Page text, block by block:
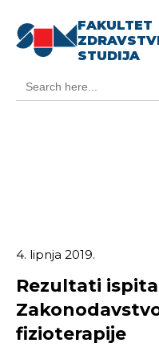
FAKULTET
STUDIJA
for:
4. lipnja 2019.
Rezultati
fizioterapije